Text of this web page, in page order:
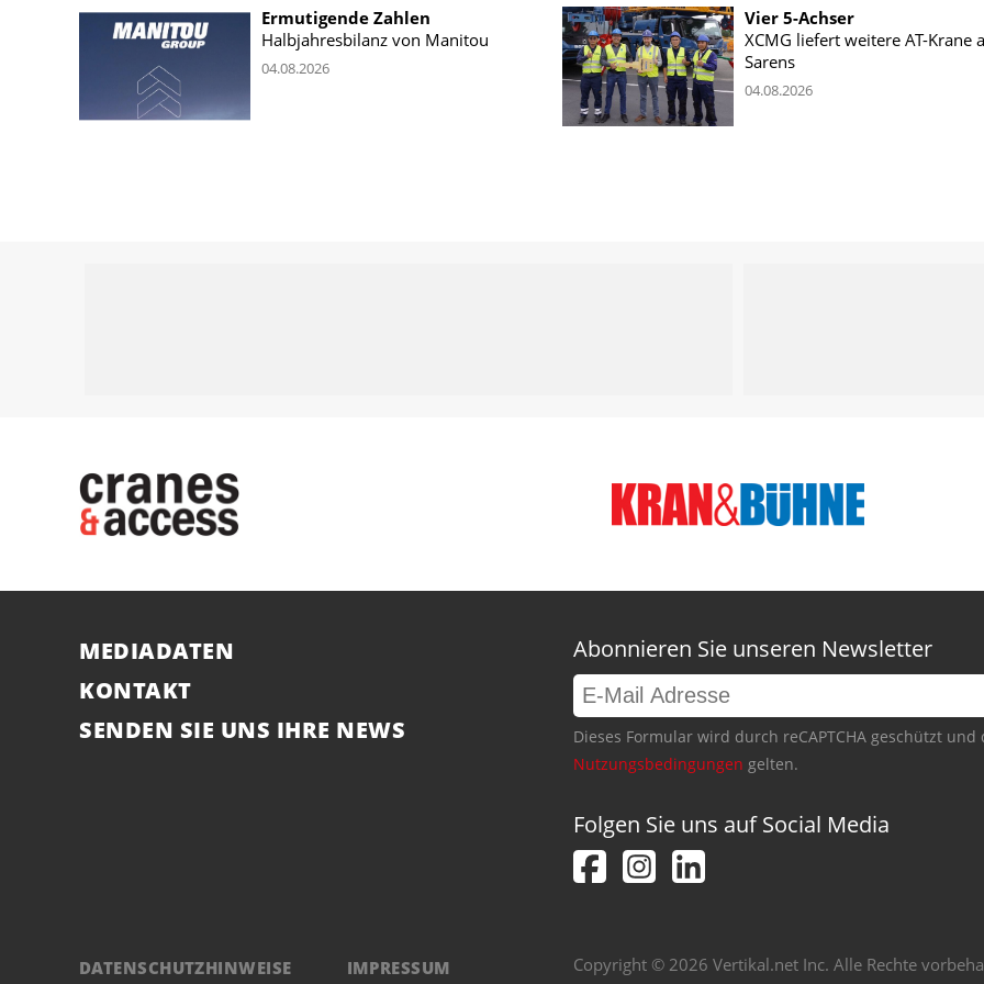
Ermutigende Zahlen
Halbjahresbilanz von Manitou
04.08.2026
Vier 5-Achser
XCMG liefert weitere AT-Krane
Sarens
04.08.2026
MEDIADATEN
KONTAKT
SENDEN SIE UNS IHRE NEWS
Abonnieren Sie unseren Newsletter
Dieses Formular wird durch reCAPTCHA geschützt
Nutzungsbedingungen gelten.
Folgen Sie uns auf Social Media
DATENSCHUTZHINWEISE IMPRESSUM Copyright © 2026 Vertikal.net Inc. Alle Rechte